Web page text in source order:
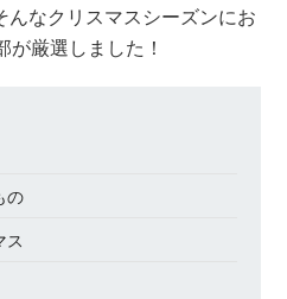
なクリスマスシーズンにお
厳選しました！
の
ス